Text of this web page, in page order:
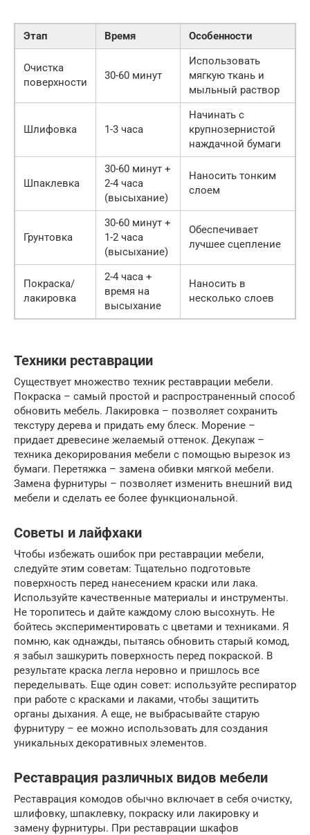
Этап Время Особенности
Очистка
поверхности
30-60 минут
Использовать
мягкую ткань и
мыльный раствор
Шлифовка 1-3 часа
Начинать с
крупнозернистой
наждачной бумаги
Шпаклевка
30-60 минут +
2-4 часа
(высыхание)
Наносить тонким
слоем
Грунтовка
30-60 минут +
1-2 часа
(высыхание)
Обеспечивает
лучшее сцепление
Покраска/
лакировка
2-4 часа +
время на
высыхание
Наносить в
несколько слоев
Техники реставрации
Существует множество техник реставрации мебели.
Покраска – самый простой и распространенный способ
обновить мебель. Лакировка – позволяет сохранить
текстуру дерева и придать ему блеск. Морение –
придает древесине желаемый оттенок. Декупаж –
техника декорирования мебели с помощью вырезок из
бумаги. Перетяжка – замена обивки мягкой мебели.
Замена фурнитуры – позволяет изменить внешний вид
мебели и сделать ее более функциональной.
Советы и лайфхаки
Чтобы избежать ошибок при реставрации мебели,
следуйте этим советам: Тщательно подготовьте
поверхность перед нанесением краски или лака.
Используйте качественные материалы и инструменты.
Не торопитесь и дайте каждому слою высохнуть. Не
бойтесь экспериментировать с цветами и техниками. Я
помню, как однажды, пытаясь обновить старый комод,
я забыл зашкурить поверхность перед покраской. В
результате краска легла неровно и пришлось все
переделывать. Еще один совет: используйте респиратор
при работе с красками и лаками, чтобы защитить
органы дыхания. А еще, не выбрасывайте старую
фурнитуру – ее можно использовать для создания
уникальных декоративных элементов.
Реставрация различных видов мебели
Реставрация комодов обычно включает в себя очистку,
шлифовку, шпаклевку, покраску или лакировку и
замену фурнитуры. При реставрации шкафов